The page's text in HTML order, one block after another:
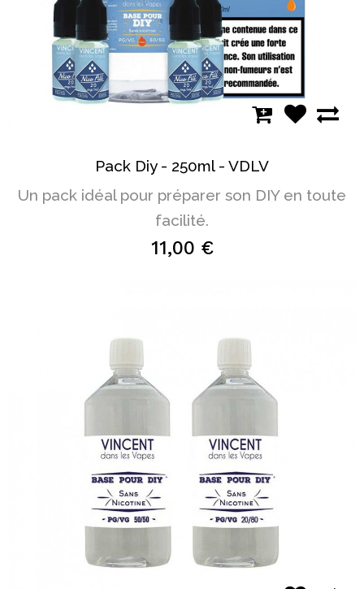
Pack Diy - 250ml - VDLV
Un pack idéal pour préparer son DIY en toute
facilité.
11,00 €